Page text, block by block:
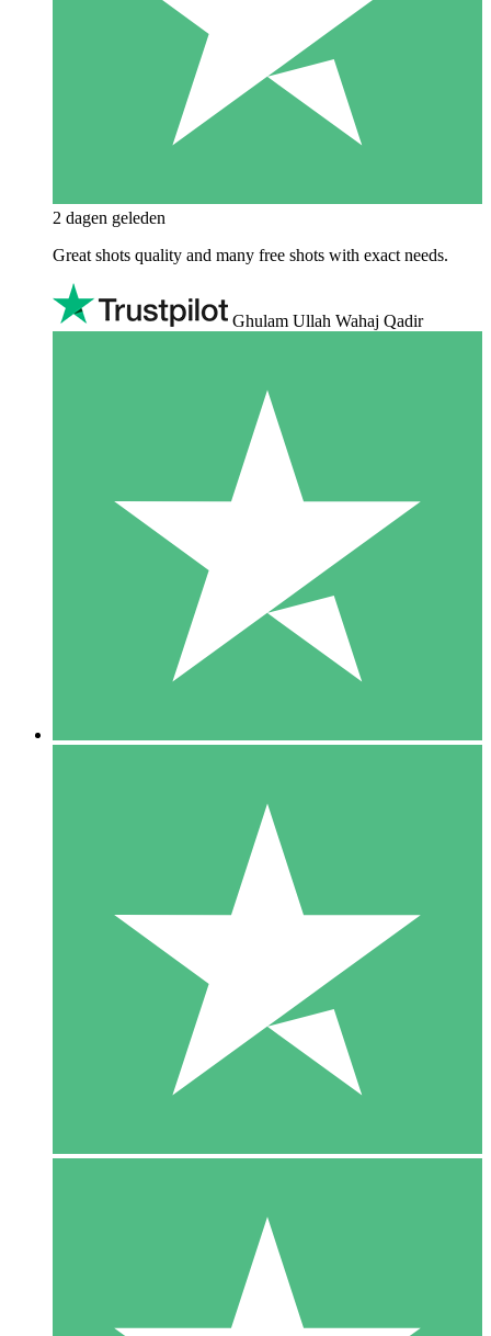
2 dagen geleden
Great shots quality and many free shots with exact needs.
Ghulam Ullah Wahaj Qadir